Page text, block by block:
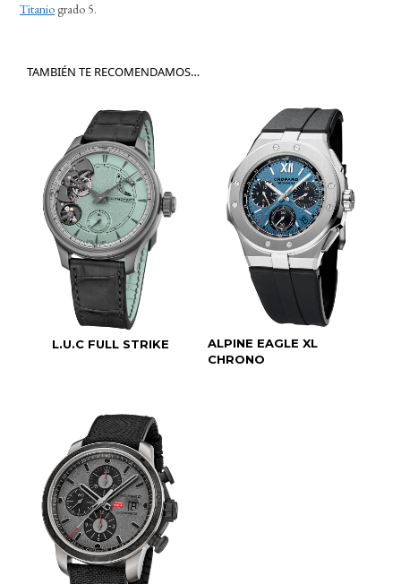
Titanio grado 5.
TAMBIÉN TE RECOMENDAMOS…
L.U.C FULL STRIKE
ALPINE EAGLE XL
CHRONO